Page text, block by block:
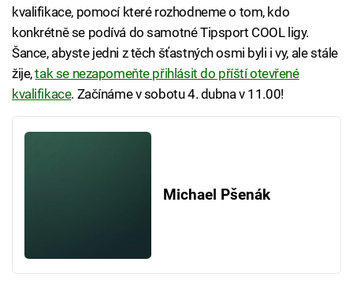
kvalifikace, pomocí které rozhodneme o tom, kdo
konkrétně se podívá do samotné Tipsport COOL ligy.
Šance, abyste jedni z těch šťastných osmi byli i vy, ale stále
žije,tak se nezapomeňte přihlásit do příští otevřené
kvalifikace. Začínáme v sobotu 4. dubna v 11.00!
Michael Pšenák